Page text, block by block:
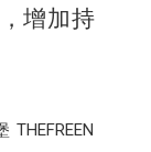
增加持